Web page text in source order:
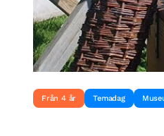
Från 4 år Temadag